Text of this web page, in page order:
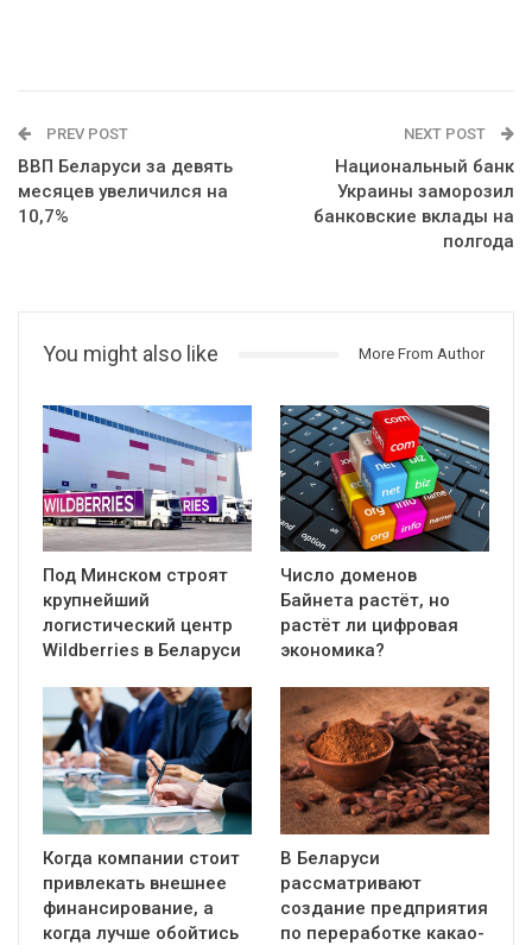
PREV POST
ВВП Беларуси за девять
месяцев увеличился на
10,7%
NEXT POST
Национальный банк
Украины заморозил
банковские вклады на
полгода
You might also like More From Author
Под Минском строят
крупнейший
логистический центр
Wildberries в Беларуси
Число доменов
Байнета растёт, но
растёт ли цифровая
экономика?
Когда компании стоит
привлекать внешнее
финансирование, а
когда лучше обойтись
В Беларуси
рассматривают
создание предприятия
по переработке какао-